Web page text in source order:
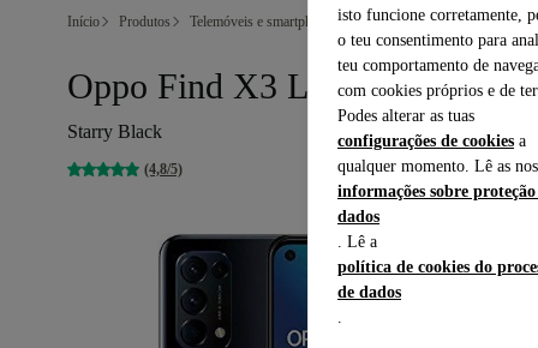
isto funcione corretamente,
o teu consentimento para
teu comportamento de
com cookies próprios e de
Podes alterar as tuas
configurações de cookies a
qualquer momento. Lê as
informações sobre
dados
. Lê a
política de cookies do
de dados
.
Início Produtos Telemóveis e smartphones Telemóveis Oppo
Oppo Find X3 Lite
Starry Black
(4,8/5)